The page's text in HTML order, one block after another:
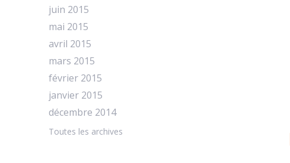
juin 2015
mai 2015
avril 2015
mars 2015
février 2015
janvier 2015
décembre 2014
Toutes les archives